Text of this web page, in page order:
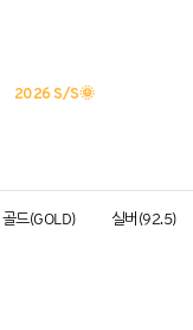
2026 S/S🌞
골드(GOLD) 실버(92.5)